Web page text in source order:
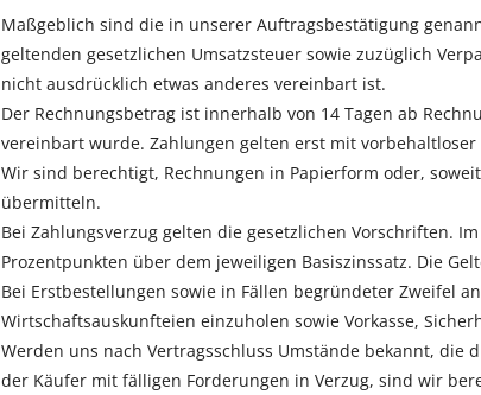
Maßgeblich sind die in unserer Auftragsbestätigung
geltenden gesetzlichen Umsatzsteuer sowie zuzüglich
nicht ausdrücklich etwas anderes vereinbart ist.
Der Rechnungsbetrag ist innerhalb von 14 Tagen ab
vereinbart wurde. Zahlungen gelten erst mit
Wir sind berechtigt, Rechnungen in Papierform oder,
übermitteln.
Bei Zahlungsverzug gelten die gesetzlichen Vorschriften.
Prozentpunkten über dem jeweiligen Basiszinssatz. Die
Bei Erstbestellungen sowie in Fällen begründeter Zweifel
Wirtschaftsauskunfteien einzuholen sowie Vorkasse,
Werden uns nach Vertragsschluss Umstände bekannt,
der Käufer mit fälligen Forderungen in Verzug, sind wir